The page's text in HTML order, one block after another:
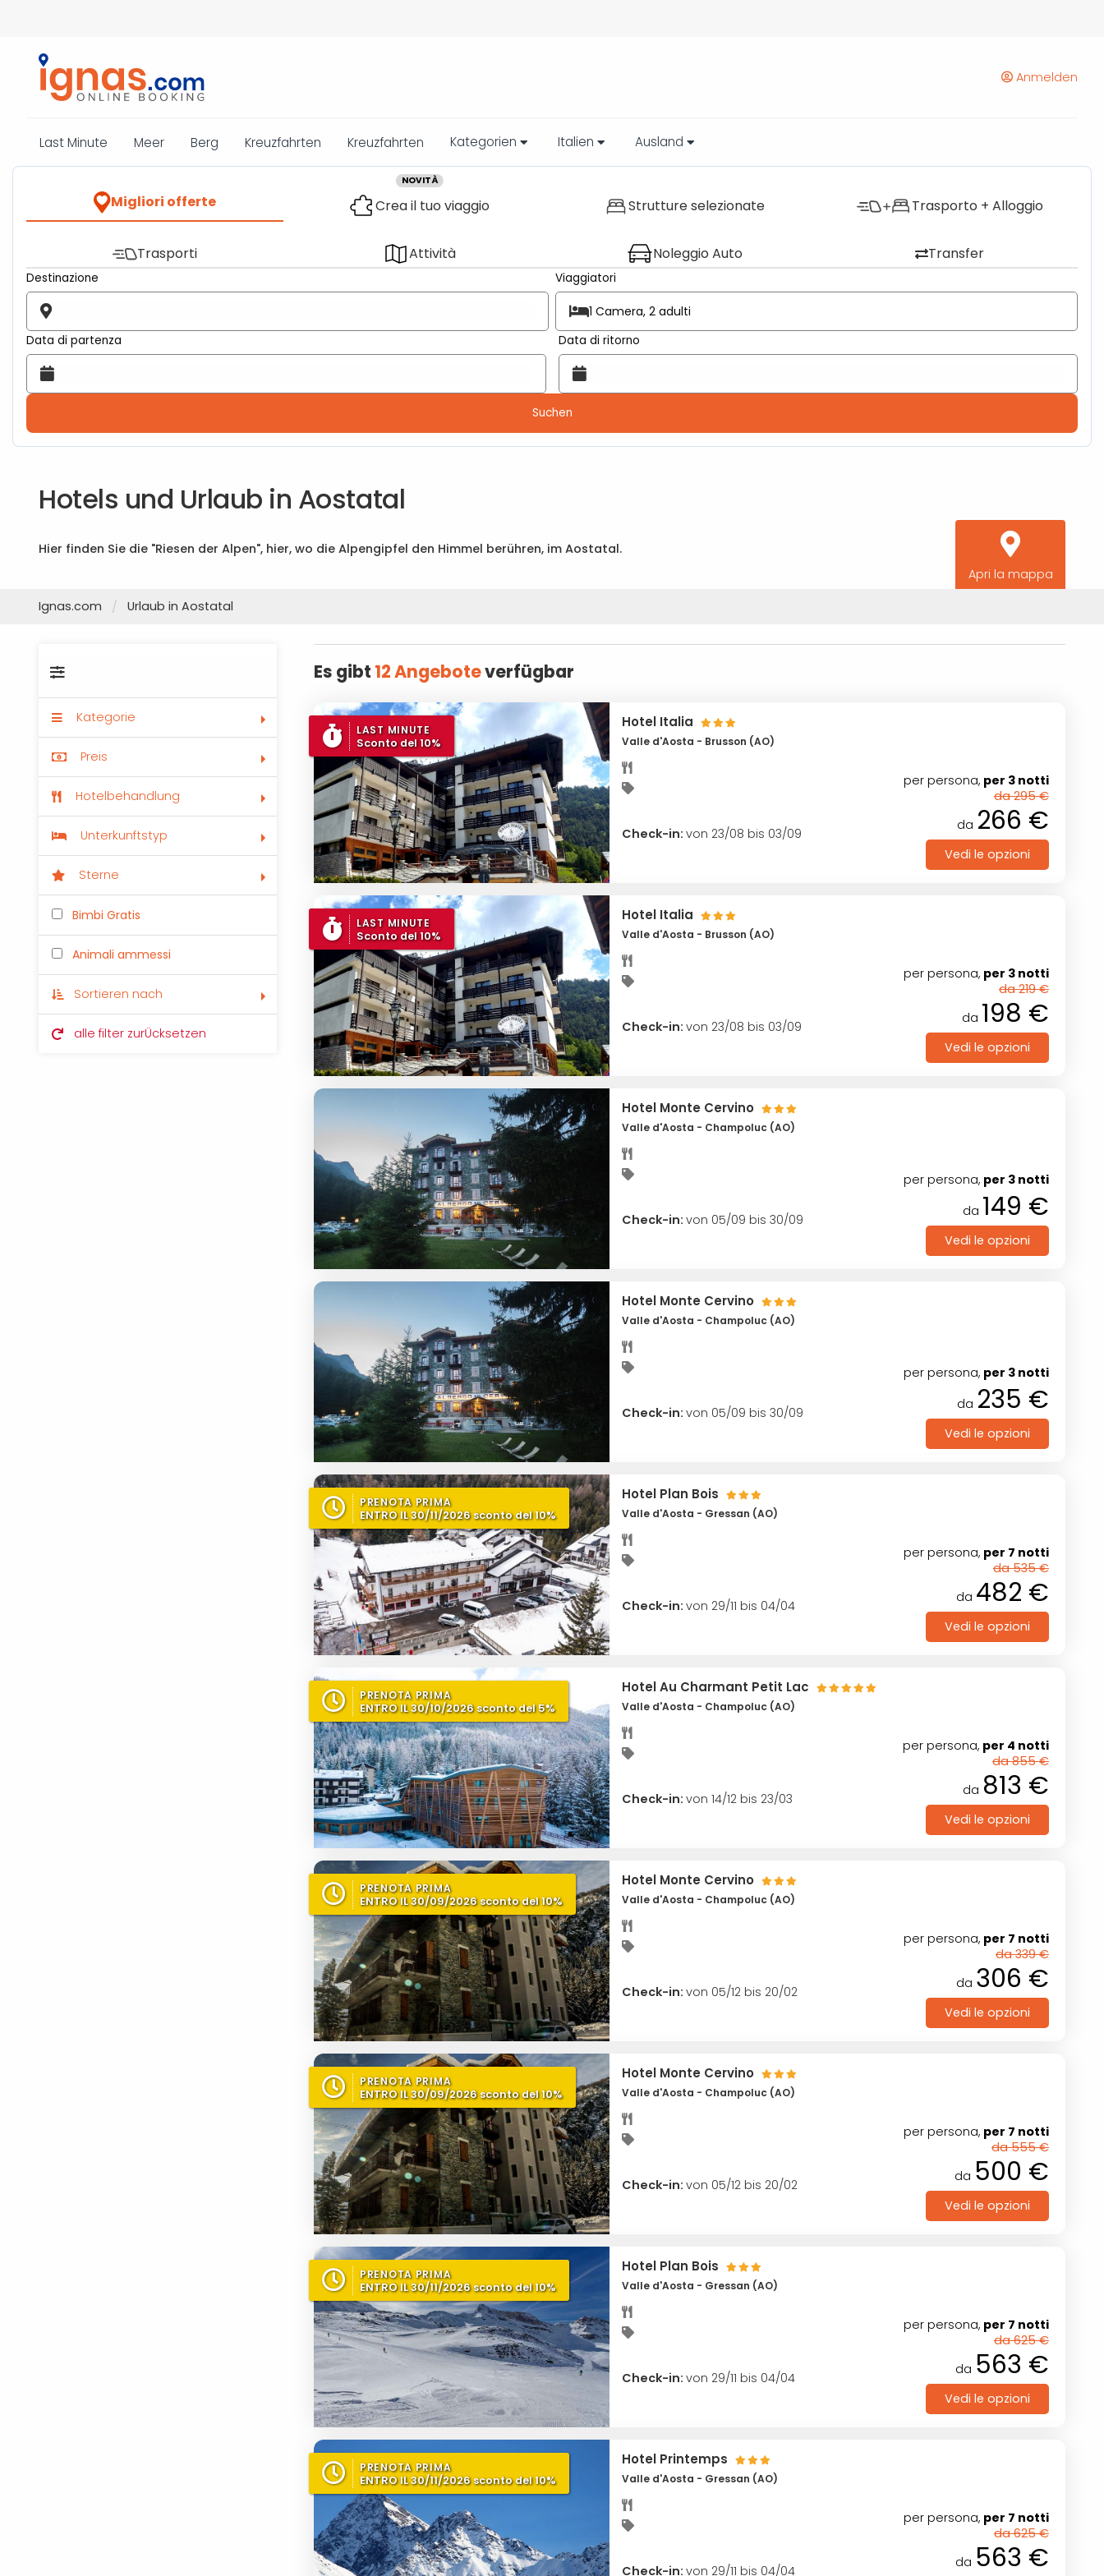
Anmelden
Last Minute Meer Berg Kreuzfahrten Kreuzfahrten Kategorien Italien Ausland
Migliori offerte
NOVITÀ
Crea il tuo viaggio Strutture selezionate Trasporto + Alloggio
Trasporti Attività Noleggio Auto Transfer
Destinazione
Data di partenza Data di ritorno
Viaggiatori
1 Camera, 2 adulti
Suchen
Hotels und Urlaub in Aostatal
Hier finden Sie die "Riesen der Alpen", hier, wo die Alpengipfel den Himmel berühren, im Aostatal.
Apri la mappa
Ignas.com
Urlaub in Aostatal
Kategorie
Preis
Hotelbehandlung
Unterkunftstyp
Sterne
Bimbi Gratis
Animali ammessi
Sortieren nach
alle filter zurÜcksetzen
Es gibt 12 Angeboteverfügbar
LAST MINUTE
Sconto del 10%
Hotel Italia
Valle d'Aosta - Brusson (AO)
Check-in: von 23/08 bis 03/09
per persona, per 3 notti
da 295 €
da 266 €
Vedi le opzioni
LAST MINUTE
Sconto del 10%
Hotel Italia
Valle d'Aosta - Brusson (AO)
Check-in: von 23/08 bis 03/09
per persona, per 3 notti
da 219 €
da 198 €
Vedi le opzioni
Hotel Monte Cervino
Valle d'Aosta - Champoluc (AO)
Check-in: von 05/09 bis 30/09
per persona, per 3 notti
da 149 €
Vedi le opzioni
Hotel Monte Cervino
Valle d'Aosta - Champoluc (AO)
Check-in: von 05/09 bis 30/09
per persona, per 3 notti
da 235 €
Vedi le opzioni
PRENOTA PRIMA
ENTRO IL 30/11/2026 sconto del 10%
Hotel Plan Bois
Valle d'Aosta - Gressan (AO)
Check-in: von 29/11 bis 04/04
per persona, per 7 notti
da 535 €
da 482 €
Vedi le opzioni
PRENOTA PRIMA
ENTRO IL 30/10/2026 sconto del 5%
Hotel Au Charmant Petit Lac
Valle d'Aosta - Champoluc (AO)
Check-in: von 14/12 bis 23/03
per persona, per 4 notti
da 855 €
da 813 €
Vedi le opzioni
PRENOTA PRIMA
ENTRO IL 30/09/2026 sconto del 10%
Hotel Monte Cervino
Valle d'Aosta - Champoluc (AO)
Check-in: von 05/12 bis 20/02
per persona, per 7 notti
da 339 €
da 306 €
Vedi le opzioni
PRENOTA PRIMA
ENTRO IL 30/09/2026 sconto del 10%
Hotel Monte Cervino
Valle d'Aosta - Champoluc (AO)
Check-in: von 05/12 bis 20/02
per persona, per 7 notti
da 555 €
da 500 €
Vedi le opzioni
PRENOTA PRIMA
ENTRO IL 30/11/2026 sconto del 10%
Hotel Plan Bois
Valle d'Aosta - Gressan (AO)
Check-in: von 29/11 bis 04/04
per persona, per 7 notti
da 625 €
da 563 €
Vedi le opzioni
PRENOTA PRIMA
ENTRO IL 30/11/2026 sconto del 10%
Hotel Printemps
Valle d'Aosta - Gressan (AO)
Check-in: von 29/11 bis 04/04
per persona, per 7 notti
da 625 €
da 563 €